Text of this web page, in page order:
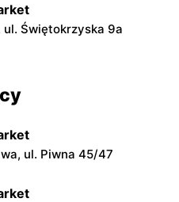
ul. Świętokrzyska 9a
ul. Piwna 45/47